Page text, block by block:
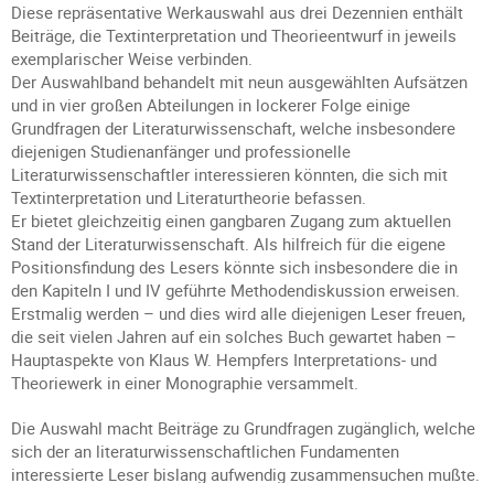
Diese repräsentative Werkauswahl aus drei Dezennien enthält
Beiträge, die Textinterpretation und Theorieentwurf in jeweils
exemplarischer Weise verbinden.
Der Auswahlband behandelt mit neun ausgewählten Aufsätzen
und in vier großen Abteilungen in lockerer Folge einige
Grundfragen der Literaturwissenschaft, welche insbesondere
diejenigen Studienanfänger und professionelle
Literaturwissenschaftler interessieren könnten, die sich mit
Textinterpretation und Literaturtheorie befassen.
Er bietet gleichzeitig einen gangbaren Zugang zum aktuellen
Stand der Literaturwissenschaft. Als hilfreich für die eigene
Positionsfindung des Lesers könnte sich insbesondere die in
den Kapiteln I und IV geführte Methodendiskussion erweisen.
Erstmalig werden – und dies wird alle diejenigen Leser freuen,
die seit vielen Jahren auf ein solches Buch gewartet haben –
Hauptaspekte von Klaus W. Hempfers Interpretations- und
Theoriewerk in einer Monographie versammelt.
Die Auswahl macht Beiträge zu Grundfragen zugänglich, welche
sich der an literaturwissenschaftlichen Fundamenten
interessierte Leser bislang aufwendig zusammensuchen mußte.